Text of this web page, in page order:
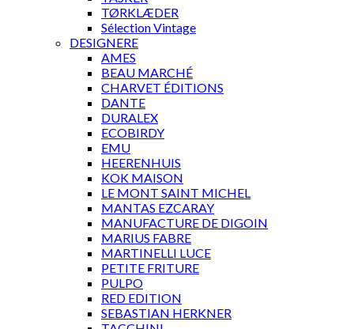
TØRKLÆDER
Sélection Vintage
DESIGNERE
AMES
BEAU MARCHÉ
CHARVET ÉDITIONS
DANTE
DURALEX
ECOBIRDY
EMU
HEERENHUIS
KOK MAISON
LE MONT SAINT MICHEL
MANTAS EZCARAY
MANUFACTURE DE DIGOIN
MARIUS FABRE
MARTINELLI LUCE
PETITE FRITURE
PULPO
RED EDITION
SEBASTIAN HERKNER